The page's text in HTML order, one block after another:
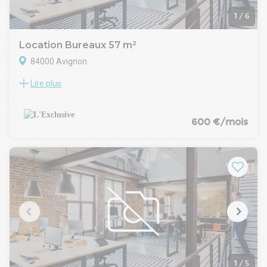
1 / 6
Location Bureaux 57 m²
84000 Avignon
Orpi Pro L'exclusive, votre spécialiste en immobilier
AVIGNON.
Local professionnel rénové - Idéal profession libérale -
et entièrement rénové, parfaitement adapté aux
professions libérales ou activités tertiaires.
Situé en rez-de-chaussée, ce bureau de 57 m² offre un
accès simple et pratique pour vous comme pour vos clients,
avec un grand parking au pied de l'immeuble.
Un agencement optimisé pour votre activité :
Accueil avec hall d'entrée
Deux bureaux indépendants (18,69 m² et 10,56 m²), idéals
pour recevoir ou travailler au calme
Espaces de rangement pratiques
Lire plus
600 €/mois
1 / 5